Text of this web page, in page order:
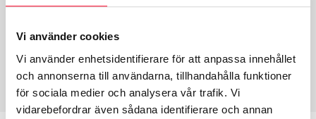
Vi använder cookies
Vi använder enhetsidentifierare för att anpassa innehållet
och annonserna till användarna, tillhandahålla funktioner
för sociala medier och analysera vår trafik. Vi
vidarebefordrar även sådana identifierare och annan
Fälg PV/C LM 16
40
Centre Diameter
112
Art nummer
6469